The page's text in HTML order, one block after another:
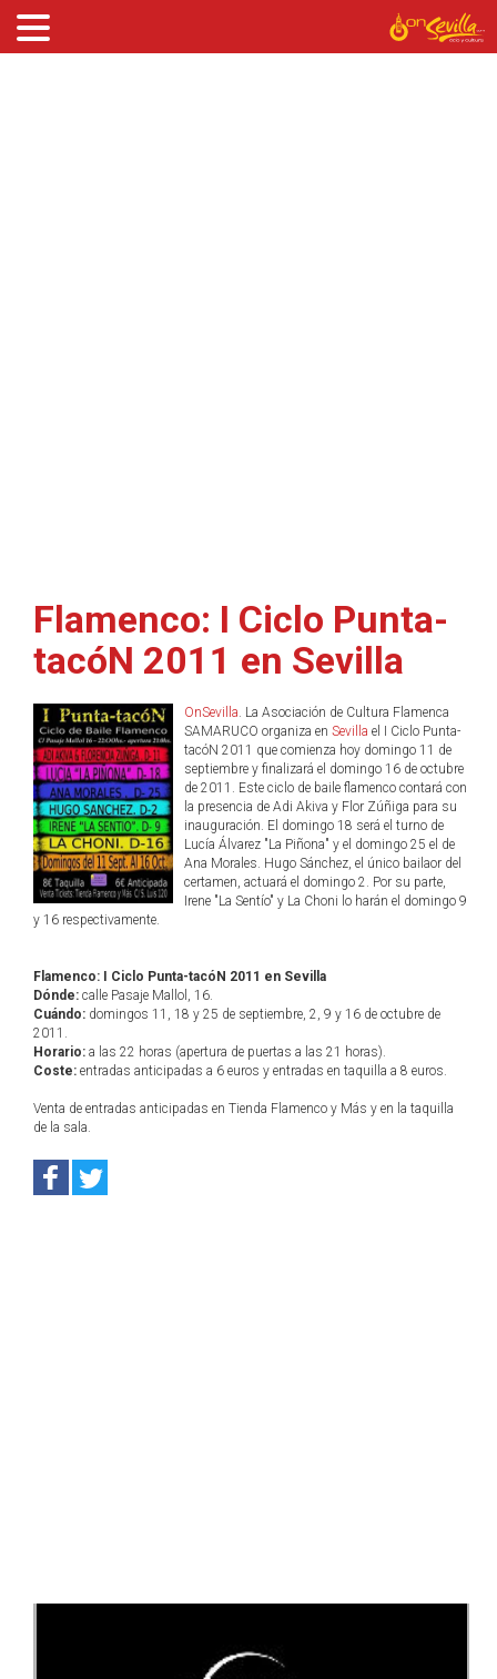
Flamenco: I Ciclo Punta-
tacóN 2011 en Sevilla
OnSevilla. La Asociación de Cultura Flamenca
SAMARUCO organiza en Sevilla el I Ciclo Punta-
tacóN 2011 que comienza hoy domingo 11 de
septiembre y finalizará el domingo 16 de octubre
de 2011. Este ciclo de baile flamenco contará con
la presencia de Adi Akiva y Flor Zúñiga para su
inauguración. El domingo 18 será el turno de
Lucía Álvarez "La Piñona" y el domingo 25 el de
Ana Morales. Hugo Sánchez, el único bailaor del
certamen, actuará el domingo 2. Por su parte,
Irene "La Sentío" y La Choni lo harán el domingo 9
y 16 respectivamente.
Flamenco: I Ciclo Punta-tacóN 2011 en Sevilla
Dónde: calle Pasaje Mallol, 16.
Cuándo: domingos 11, 18 y 25 de septiembre, 2, 9 y 16 de octubre de
2011.
Horario: a las 22 horas (apertura de puertas a las 21 horas).
Coste: entradas anticipadas a 6 euros y entradas en taquilla a 8 euros.
Venta de entradas anticipadas en Tienda Flamenco y Más y en la taquilla
de la sala.